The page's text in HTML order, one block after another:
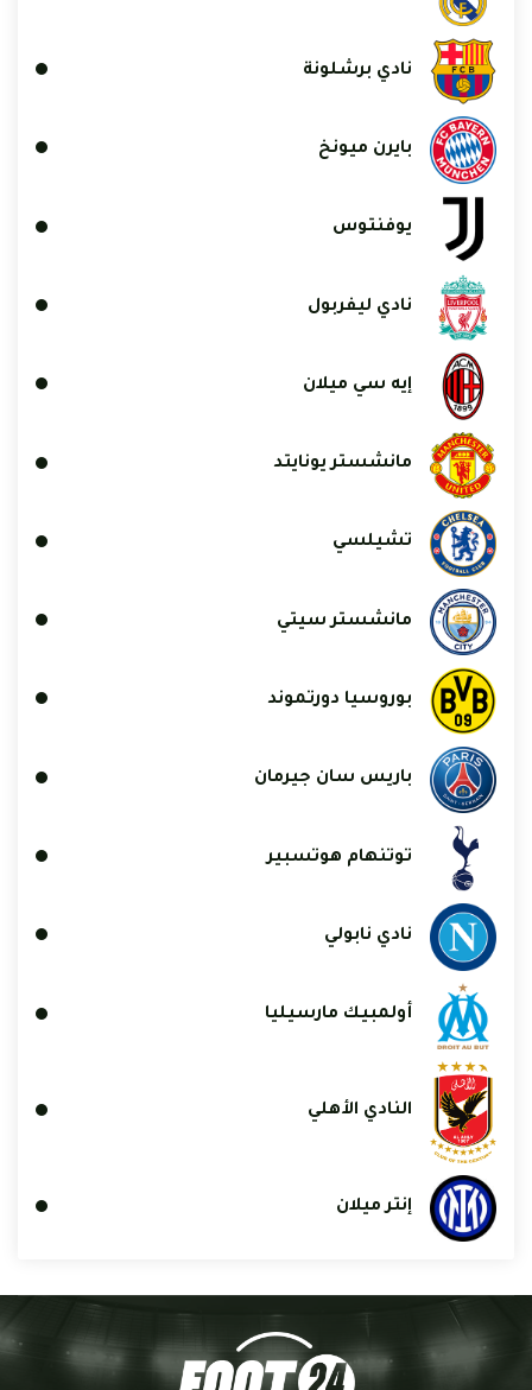
نادي برشلونة
بايرن ميونخ
يوفنتوس
نادي ليفربول
إيه سي ميلان
مانشستر يونايتد
تشيلسي
مانشستر سيتي
بوروسيا دورتموند
باريس سان جيرمان
توتنهام هوتسبير
نادي نابولي
أولمبيك مارسيليا
النادي الأهلي
إنتر ميلان